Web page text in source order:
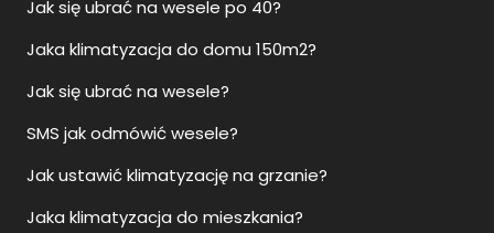
Jak się ubrać na wesele po 40?
Jaka klimatyzacja do domu 150m2?
Jak się ubrać na wesele?
SMS jak odmówić wesele?
Jak ustawić klimatyzację na grzanie?
Jaka klimatyzacja do mieszkania?